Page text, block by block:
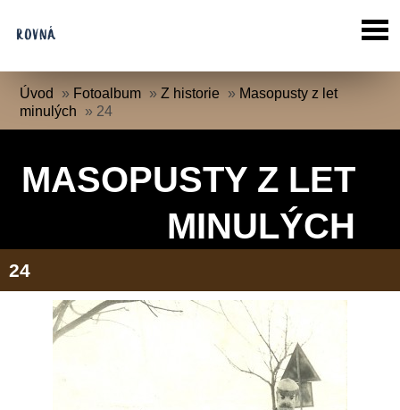
Úvod » Fotoalbum »Z historie » Masopusty z let
minulých
» 24
MASOPUSTY Z LET
MINULÝCH
24